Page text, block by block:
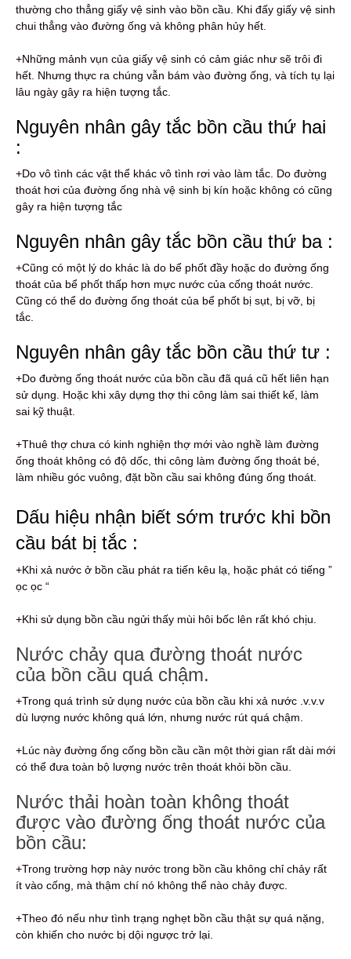
thường cho thẳng giấy vệ sinh vào bồn cầu. Khi đấy giấy vệ sinh
chui thẳng vào đường ống và không phân hủy hết.
+Những mảnh vụn của giấy vệ sinh có cảm giác như sẽ trôi đi
hết. Nhưng thực ra chúng vẫn bám vào đường ống, và tích tụ lại
lâu ngày gây ra hiện tượng tắc.
Nguyên nhân gây tắc bồn cầu thứ hai
:
+Do vô tình các vật thể khác vô tình rơi vào làm tắc. Do đường
thoát hơi của đường ống nhà vệ sinh bị kín hoặc không có cũng
gây ra hiện tượng tắc
Nguyên nhân gây tắc bồn cầu thứ ba :
+Cũng có một lý do khác là do bể phốt đầy hoặc do đường ống
thoát của bể phốt thấp hơn mực nước của cống thoát nước.
Cũng có thể do đường ống thoát của bể phốt bị sụt, bị vỡ, bị
tắc.
Nguyên nhân gây tắc bồn cầu thứ tư :
+Do đường ống thoát nước của bồn cầu đã quá cũ hết liên hạn
sử dụng. Hoặc khi xây dựng thợ thi công làm sai thiết kế, làm
sai kỹ thuật.
+Thuê thợ chưa có kinh nghiện thợ mới vào nghề làm đường
ống thoát không có độ dốc, thi công làm đường ống thoát bé,
làm nhiều góc vuông, đặt bồn cầu sai không đúng ống thoát.
Dấu hiệu nhận biết sớm trước khi bồn
cầu bát bị tắc :
+Khi xả nước ở bồn cầu phát ra tiến kêu lạ, hoặc phát có tiếng ”
ọc ọc “
+Khi sử dụng bồn cầu ngửi thấy mùi hôi bốc lên rất khó chịu.
Nước chảy qua đường thoát nước
của bồn cầu quá chậm.
+Trong quá trình sử dụng nước của bồn cầu khi xả nước .v.v.v
dù lượng nước không quá lớn, nhưng nước rút quá chậm.
+Lúc này đường ống cống bồn cầu cần một thời gian rất dài mới
có thể đưa toàn bộ lượng nước trên thoát khỏi bồn cầu.
Nước thải hoàn toàn không thoát
được vào đường ống thoát nước của
bồn cầu:
+Trong trường hợp này nước trong bồn cầu không chỉ chảy rất
ít vào cống, mà thậm chí nó không thể nào chảy được.
+Theo đó nếu như tình trạng nghẹt bồn cầu thật sự quá nặng,
còn khiến cho nước bị dội ngược trở lại.